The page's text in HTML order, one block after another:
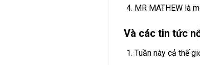
MR MATHEW là
Và các tin tức
Tuần này cả thế